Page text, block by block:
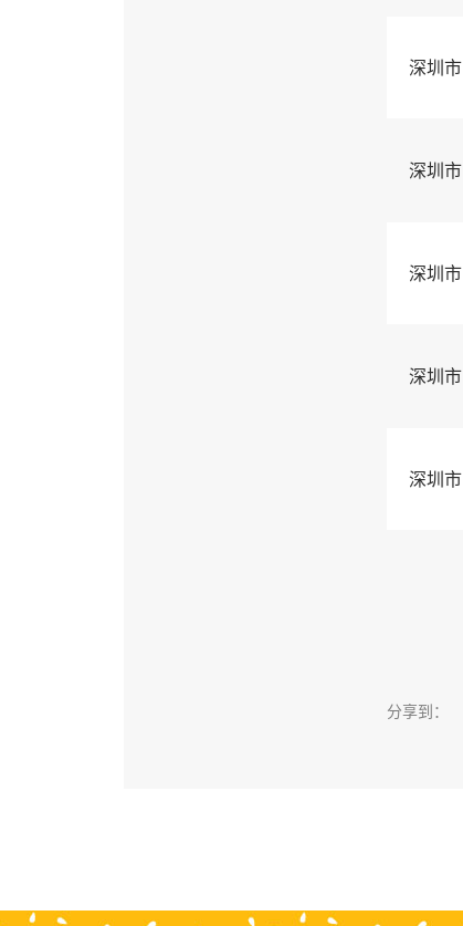
深圳市
深圳市
深圳市
深圳市
深圳市
分享到：